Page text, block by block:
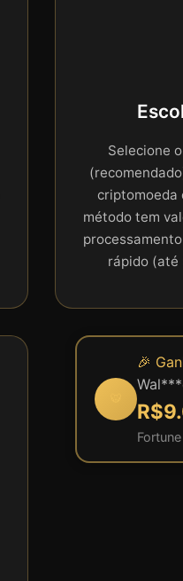
Selecione
criptomoeda
método tem
rápido (até